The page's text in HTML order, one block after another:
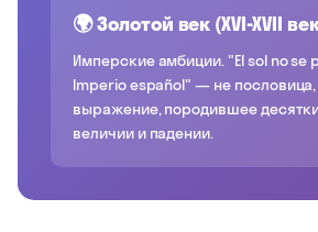
🌍 Золотой век (XVI-XVII
Имперские амбиции. "El sol no se
Imperio español" — не
выражение, породившее
величии и падении.